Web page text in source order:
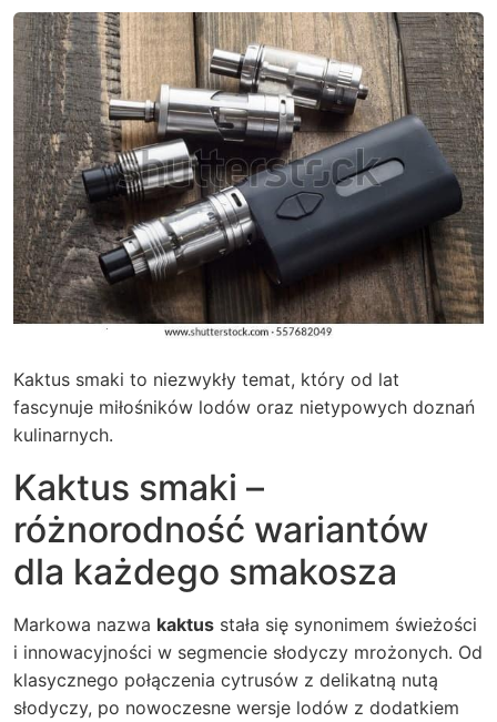
Kaktus smaki to niezwykły temat, który od lat
fascynuje miłośników lodów oraz nietypowych doznań
kulinarnych.
Kaktus smaki –
różnorodność wariantów
dla każdego smakosza
Markowa nazwa kaktus stała się synonimem świeżości
i innowacyjności w segmencie słodyczy mrożonych. Od
klasycznego połączenia cytrusów z delikatną nutą
słodyczy, po nowoczesne wersje lodów z dodatkiem